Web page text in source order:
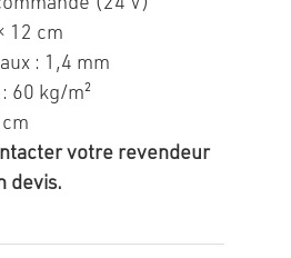
12 cm
: 1,4 mm
60 kg/m²
votre revendeur
devis.